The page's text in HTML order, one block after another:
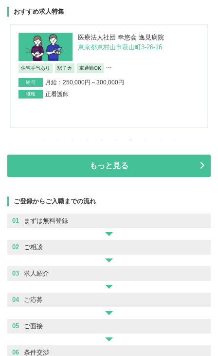
おすすめ求人特集
医療法人社団 幸悠会 逸見病院
東京都東村山市萩山町3-26-16
住宅手当あり 駅チカ 車通勤OK
給与 月給：250,000円～300,000円
職種 正看護師
もっと見る
ご登録からご入職までの流れ
01 まずは無料登録
02 ご相談
03 求人紹介
04 ご応募
05 ご面接
06 条件交渉